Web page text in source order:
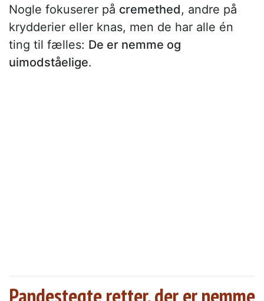
Nogle fokuserer på cremethed, andre på
krydderier eller knas, men de har alle én
ting til fælles: De er nemme og
uimodståelige.